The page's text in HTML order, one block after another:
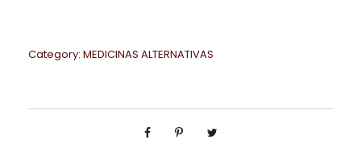
Category: MEDICINAS ALTERNATIVAS